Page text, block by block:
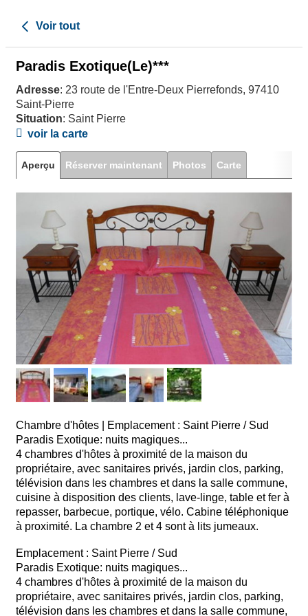
Voir tout
Paradis Exotique(Le)***
Adresse: 23 route de l'Entre-Deux Pierrefonds, 97410
Saint-Pierre
Situation: Saint Pierre
voir la carte
Aperçu Réserver maintenant Photos Carte
Chambre d'hôtes
Emplacement : Saint Pierre / Sud
Paradis Exotique: nuits magiques...
4 chambres d'hôtes à proximité de la maison du
propriétaire, avec sanitaires privés, jardin clos, parking,
télévision dans les chambres et dans la salle commune,
cuisine à disposition des clients, lave-linge, table et fer à
repasser, barbecue, portique, vélo. Cabine téléphonique
à proximité. La chambre 2 et 4 sont à lits jumeaux.
Emplacement : Saint Pierre / Sud
Paradis Exotique: nuits magiques...
4 chambres d'hôtes à proximité de la maison du
propriétaire, avec sanitaires privés, jardin clos, parking,
télévision dans les chambres et dans la salle commune,